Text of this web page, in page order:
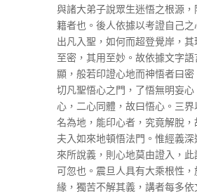
與諸大弟子說眾生迷悟之根源
籍者也。後人依據以考證自己
出凡入聖，如何而超登覺岸，
至密，其用至妙。故依據文字
顯，般若印證心地而神悟者曰
切凡聖悟心之門，了悟無明妄
心，二心同體，故曰悟心。三
名為地，能印心者，究竟解脫
夫入如來地頓悟法門。惟經義
來所說義，則心地莫由證入，
可忽也。震旦人具有大乘根性，
緣，獨苦不解其義，講者每多